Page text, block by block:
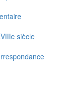
siècle